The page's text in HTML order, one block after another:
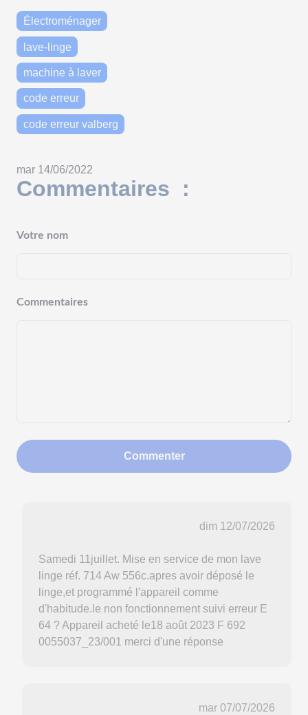
Électroménager
lave-linge
machine à laver
code erreur
code erreur valberg
mar 14/06/2022
Commentaires :
Votre nom
Commentaires
Commenter
dim 12/07/2026
Samedi 11juillet. Mise en service de mon lave
linge réf. 714 Aw 556c.apres avoir déposé le
linge,et programmé l'appareil comme
d'habitude.le non fonctionnement suivi erreur E
64 ? Appareil acheté le18 août 2023 F 692
0055037_23/001 merci d'une réponse
mar 07/07/2026